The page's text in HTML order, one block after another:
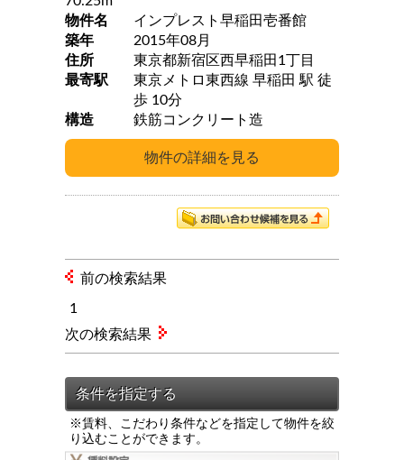
※賃料、こだわり条件などを指定して物件を絞
り込むことができます。
物件名
インプレスト早稲田壱番館
築年
2015年08月
住所
東京都新宿区西早稲田1丁目
最寄駅
東京メトロ東西線 早稲田 駅 徒
歩 10分
構造
鉄筋コンクリート造
前の検索結果
1